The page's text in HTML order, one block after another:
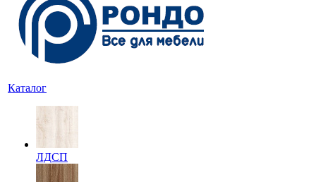
Каталог
ЛДСП